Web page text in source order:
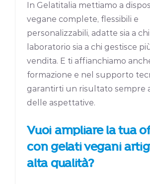
In Gelatitalia mettiamo a
vegane complete, flessibili e
personalizzabili, adatte sia a
laboratorio sia a chi gestisce
vendita. E ti affianchiamo
formazione e nel supporto
garantirti un risultato sempre
delle aspettative.
Vuoi ampliare la tua
con gelati vegani
alta qualità?